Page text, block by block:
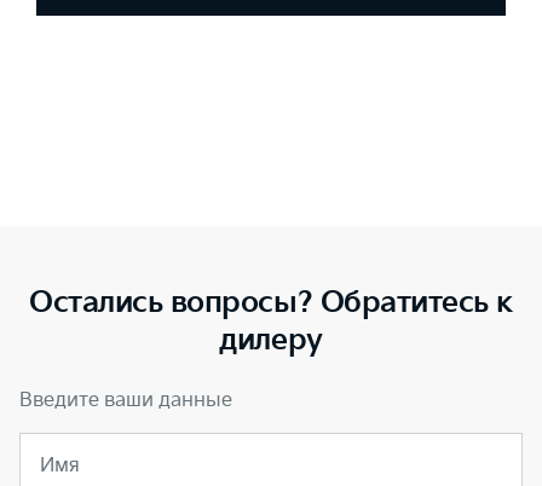
Остались вопросы? Обратитесь к
дилеру
Введите ваши данные
Имя